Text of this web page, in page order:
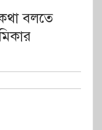
বলতে